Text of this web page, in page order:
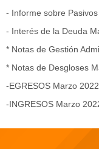
- Informe sobre
- Interés de la Deuda
* Notas de Gestión
* Notas de Desgloses
-EGRESOS Marzo 2022
-INGRESOS Marzo